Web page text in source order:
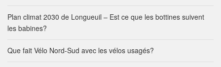
Plan climat 2030 de Longueuil – Est ce que les bottines suivent
les babines?
Que fait Vélo Nord-Sud avec les vélos usagés?